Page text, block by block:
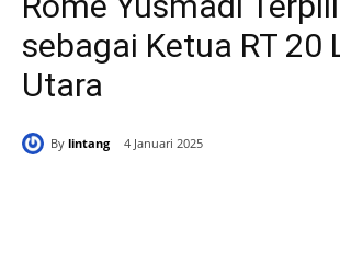
sebagai Ketua RT 20
Utara
By lintang 4 Januari 2025